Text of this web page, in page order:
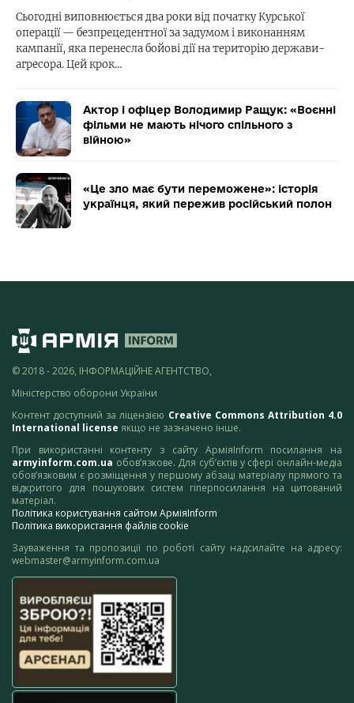
Сьогодні виповнюється два роки від початку Курської
операції — безпрецедентної за задумом і виконанням
кампанії, яка перенесла бойові дії на територію держави-
агресора. Цей крок…
Актор і офіцер Володимир Ращук: «Воєнні
фільми не мають нічого спільного з
війною»
«Це зло має бути переможене»: історія
українця, який пережив російський полон
© 2018 - 2026, ІНФОРМАЦІЙНЕ АГЕНТСТВО,
Міністерство оборони України
Контент доступний за ліцензією Creative Commons Attribution 4.0
International license якщо не зазначено інше.
При використанні контенту з сайту АрміяInform посилання на
armyinform.com.ua обов’язкове. Для суб’єктів у сфері онлайн-медіа
обов’язковим є розміщення у першому абзаці матеріалу прямого та
відкритого для пошукових систем гіперпосилання на цитований
матеріал.
Політика користування сайтом АрміяInform
Політика використання файлів cookie
Зауваження та пропозиції по роботі сайту надсилайте на адресу:
webmaster@armyinform.com.ua